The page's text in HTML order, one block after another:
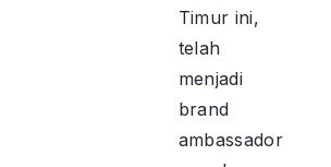
Timur ini,
telah
menjadi
brand
ambassador